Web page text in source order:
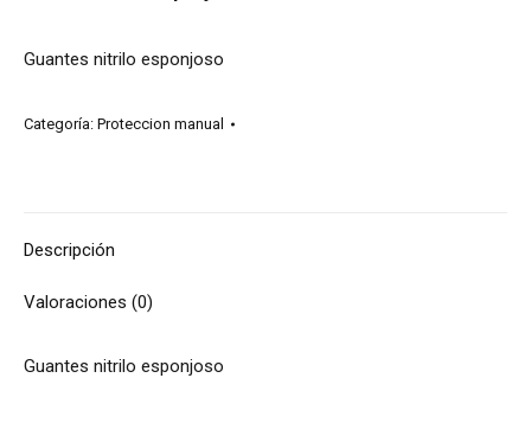
Guantes nitrilo esponjoso
Categoría: Proteccion manual
Descripción
Valoraciones (0)
Guantes nitrilo esponjoso